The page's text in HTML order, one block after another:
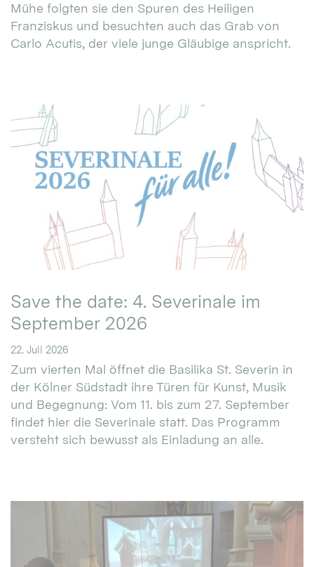
Mühe folgten sie den Spuren des Heiligen
Franziskus und besuchten auch das Grab von
Carlo Acutis, der viele junge Gläubige anspricht.
Save the date: 4. Severinale im
September 2026
22. Juli 2026
Zum vierten Mal öffnet die Basilika St. Severin in
der Kölner Südstadt ihre Türen für Kunst, Musik
und Begegnung: Vom 11. bis zum 27. September
findet hier die Severinale statt. Das Programm
versteht sich bewusst als Einladung an alle.